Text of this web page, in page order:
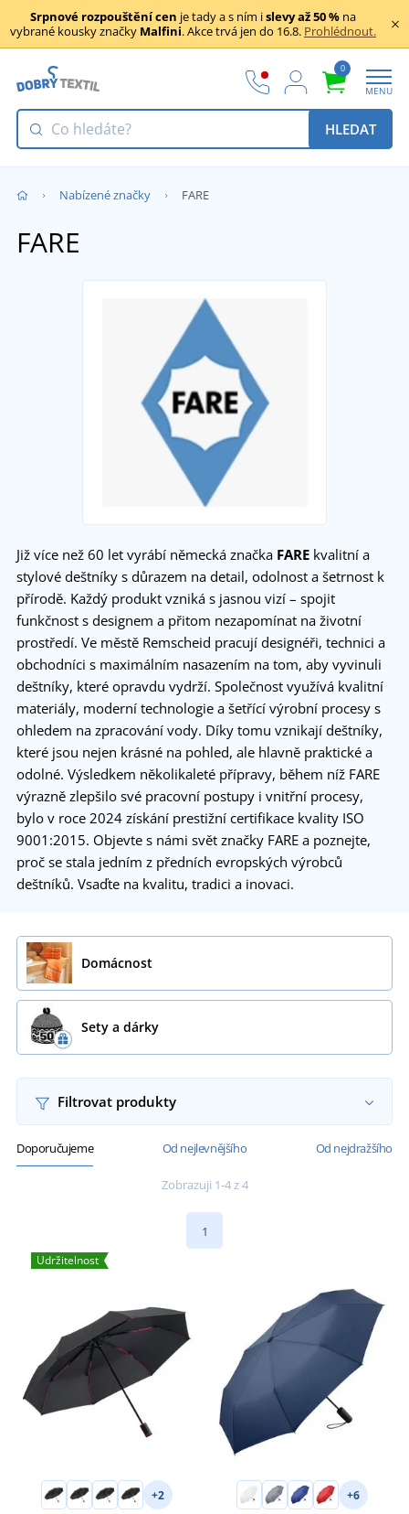
Srpnové rozpouštění cen je tady a s ním islevy až 50 % na
vybrané kousky značky Malfini. Akce trvá jen do 16.8. Prohlédnout.
0
MENU
HLEDAT
Nabízené značky FARE
FARE
Již více než 60 let vyrábí německá značka FARE kvalitní a
stylové deštníky s důrazem na detail, odolnost a šetrnost k
přírodě. Každý produkt vzniká s jasnou vizí – spojit
funkčnost s designem a přitom nezapomínat na životní
prostředí. Ve městě Remscheid pracují designéři, technici a
obchodníci s maximálním nasazením na tom, aby vyvinuli
deštníky, které opravdu vydrží. Společnost využívá kvalitní
materiály, moderní technologie a šetřící výrobní procesy s
ohledem na zpracování vody. Díky tomu vznikají deštníky,
které jsou nejen krásné na pohled, ale hlavně praktické a
odolné. Výsledkem několikaleté přípravy, během níž FARE
výrazně zlepšilo své pracovní postupy i vnitřní procesy,
bylo v roce 2024 získání prestižní certifikace kvality ISO
9001:2015. Objevte s námi svět značky FARE a poznejte,
proč se stala jedním z předních evropských výrobců
deštníků. Vsaďte na kvalitu, tradici a inovaci.
Domácnost
Sety a dárky
Filtrovat produkty
Doporučujeme Od nejlevnějšího Od nejdražšího
Zobrazuji 1-4 z 4
1
Udržitelnost
+2 +6